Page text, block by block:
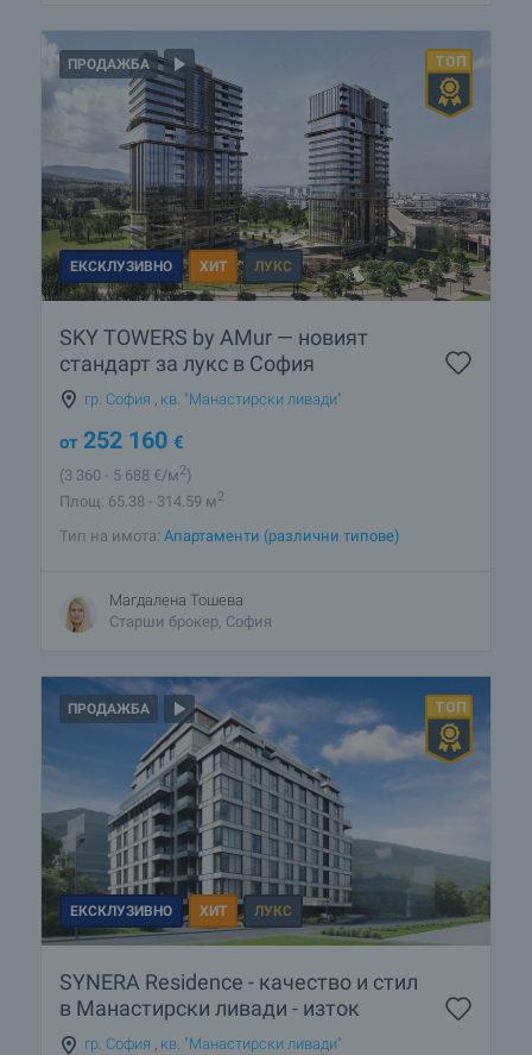
ПРОДАЖБА
ЕКСКЛУЗИВНО ХИТ ЛУКС
SKY TOWERS by AMur — новият
стандарт за лукс в София
гр. София кв. "Манастирски ливади"
от 252 160 €
(3 360 - 5 688 €/м2)
Площ: 65.38 - 314.59 м2
Тип на имота: Апартаменти (различни типове)
Магдалена Тошева
Старши брокер, София
ПРОДАЖБА
ЕКСКЛУЗИВНО ХИТ ЛУКС
SYNERA Residence - качество и стил
в Манастирски ливади - изток
гр. София , кв. "Манастирски ливади"